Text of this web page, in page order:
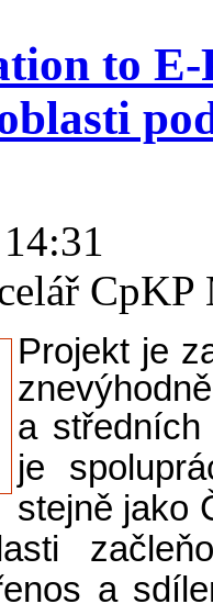
to
Projekt je
a středních
je
stejně jako
a